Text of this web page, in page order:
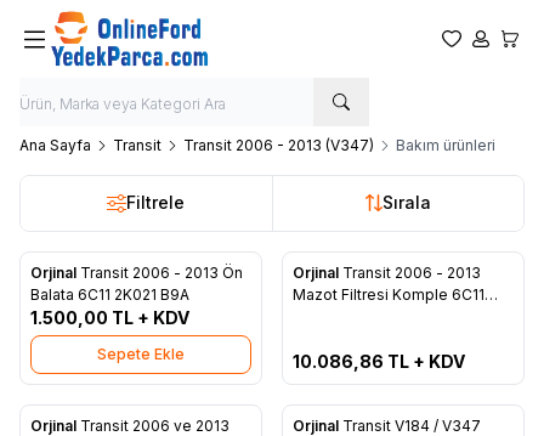
Favorilerim
Hesabım
Ana Sayfa Transit Transit 2006 - 2013 (V347) Bakım ürünleri
Filtrele Sırala
Favorilere Ekle
Orjinal Transit 2006 - 2013 Ön
Balata 6C11 2K021 B9A
1.500,00 TL + KDV
Sepete Ekle
Favorilere Ekle
Tükendi
Orjinal Transit 2006 - 2013
Mazot Filtresi Komple 6C11
10.086,86 TL + KDV
Orjinal Transit 2006 ve 2013
Orjinal Transit V184 / V347